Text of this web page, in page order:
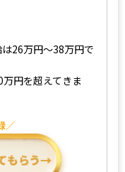
26万円～38万円で
円を超えてきま